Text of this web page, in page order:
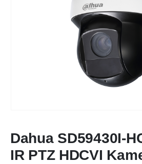
Dahua SD59430I-
IR PTZ HDCVI